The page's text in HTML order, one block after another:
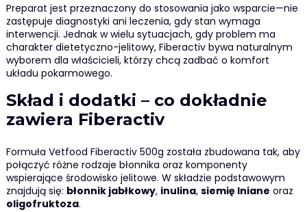
Preparat jest przeznaczony do stosowania jako wsparcie—nie
zastępuje diagnostyki ani leczenia, gdy stan wymaga
interwencji. Jednak w wielu sytuacjach, gdy problem ma
charakter dietetyczno-jelitowy, Fiberactiv bywa naturalnym
wyborem dla właścicieli, którzy chcą zadbać o komfort
układu pokarmowego.
Skład i dodatki – co dokładnie
zawiera Fiberactiv
Formuła Vetfood Fiberactiv 500g została zbudowana tak, aby
połączyć różne rodzaje błonnika oraz komponenty
wspierające środowisko jelitowe. W składzie podstawowym
znajdują się: błonnik jabłkowy, inulina, siemię lniane oraz
oligofruktoza.